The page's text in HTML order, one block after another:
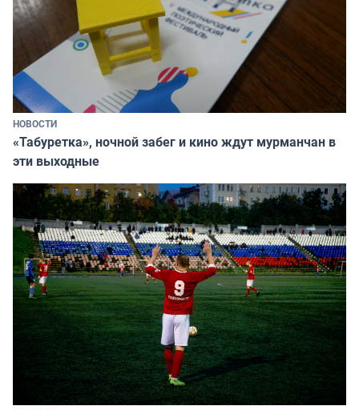
НОВОСТИ
«Табуретка», ночной забег и кино ждут мурманчан в
эти выходные